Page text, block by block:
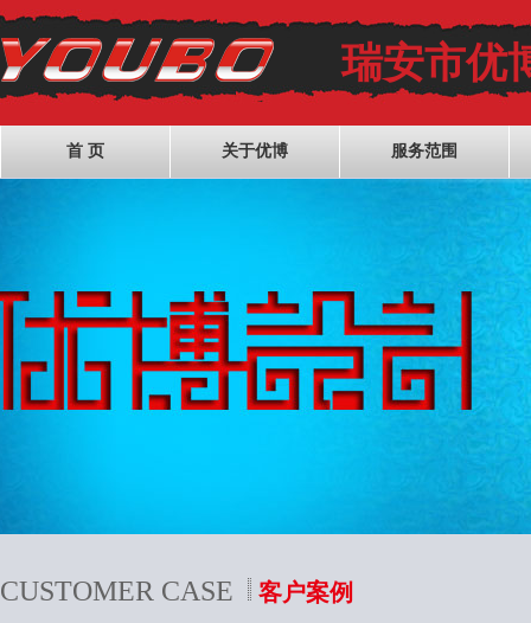
瑞安市优
首 页 关于优博 服务范围
CUSTOMER CASE 客户案例